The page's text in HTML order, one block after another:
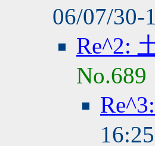
06/07/30-
Re^2:
No.689
16:25